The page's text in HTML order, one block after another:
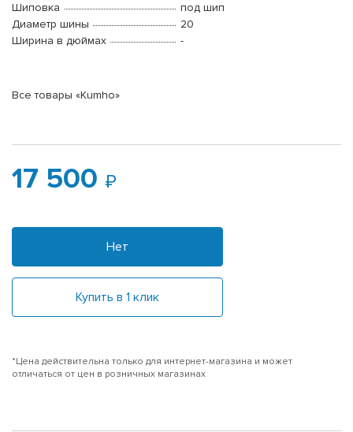
Шиповка
под шип
Диаметр шины
20
Ширина в дюймах
-
Все товары «Kumho»
17 500
Нет
Купить в 1 клик
*Цена действительна только для интернет-магазина и может
отличаться от цен в розничных магазинах